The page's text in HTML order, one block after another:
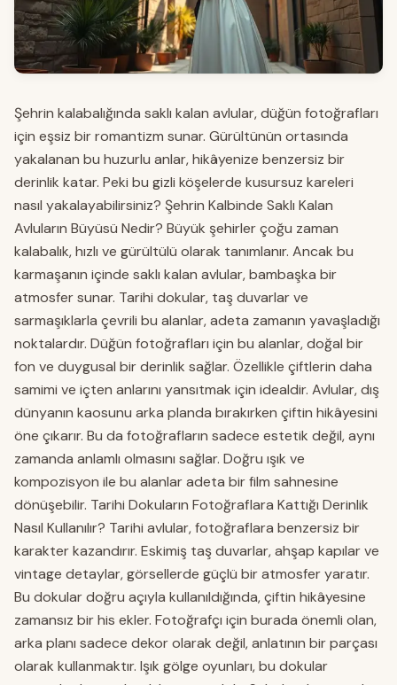
Şehrin kalabalığında saklı kalan avlular, düğün fotoğrafları
için eşsiz bir romantizm sunar. Gürültünün ortasında
yakalanan bu huzurlu anlar, hikâyenize benzersiz bir
derinlik katar. Peki bu gizli köşelerde kusursuz kareleri
nasıl yakalayabilirsiniz? Şehrin Kalbinde Saklı Kalan
Avluların Büyüsü Nedir? Büyük şehirler çoğu zaman
kalabalık, hızlı ve gürültülü olarak tanımlanır. Ancak bu
karmaşanın içinde saklı kalan avlular, bambaşka bir
atmosfer sunar. Tarihi dokular, taş duvarlar ve
sarmaşıklarla çevrili bu alanlar, adeta zamanın yavaşladığı
noktalardır. Düğün fotoğrafları için bu alanlar, doğal bir
fon ve duygusal bir derinlik sağlar. Özellikle çiftlerin daha
samimi ve içten anlarını yansıtmak için idealdir. Avlular, dış
dünyanın kaosunu arka planda bırakırken çiftin hikâyesini
öne çıkarır. Bu da fotoğrafların sadece estetik değil, aynı
zamanda anlamlı olmasını sağlar. Doğru ışık ve
kompozisyon ile bu alanlar adeta bir film sahnesine
dönüşebilir. Tarihi Dokuların Fotoğraflara Kattığı Derinlik
Nasıl Kullanılır? Tarihi avlular, fotoğraflara benzersiz bir
karakter kazandırır. Eskimiş taş duvarlar, ahşap kapılar ve
vintage detaylar, görsellerde güçlü bir atmosfer yaratır.
Bu dokular doğru açıyla kullanıldığında, çiftin hikâyesine
zamansız bir his ekler. Fotoğrafçı için burada önemli olan,
arka planı sadece dekor olarak değil, anlatının bir parçası
olarak kullanmaktır. Işık gölge oyunları, bu dokular